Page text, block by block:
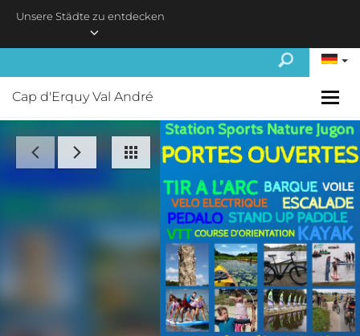
Unsere Städte zu entdecken
Cap d'Erquy Val André